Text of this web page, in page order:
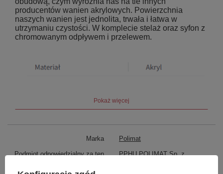
producentów wanien akrylowych. Powierzchnia
naszych wanien jest jednolita, trwała i łatwa w
utrzymaniu czystości. W komplecie stelaż oraz syfon z
chromowanym odpływem i przelewem.
Pokaż więcej
Marka Polimat
Podmiot odpowiedzialny za ten
PPHU POLIMAT Sp. z